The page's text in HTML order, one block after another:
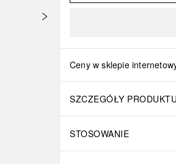
Ceny w sklepie
SZCZEGÓŁY PRODUKTU
STOSOWANIE